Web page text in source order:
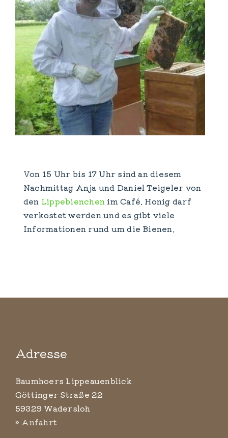
Von 15 Uhr bis 17 Uhr sind an diesem
Nachmittag Anja und Daniel Teigeler von
den Lippebienchen im Café. Honig darf
verkostet werden und es gibt viele
Informationen rund um die Bienen.
Adresse
Baumhoers Lippeauenblick
Göttinger Straße 22
59329 Wadersloh
» Anfahrt